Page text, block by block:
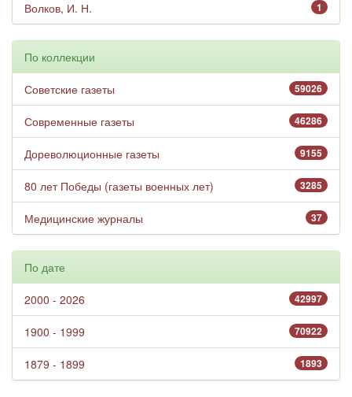
1
Волков, И. Н.
По коллекции
59026
Советские газеты
46286
Современные газеты
9155
Дореволюционные газеты
3285
80 лет Победы (газеты военных лет)
37
Медицинские журналы
По дате
42997
2000 - 2026
70922
1900 - 1999
1893
1879 - 1899